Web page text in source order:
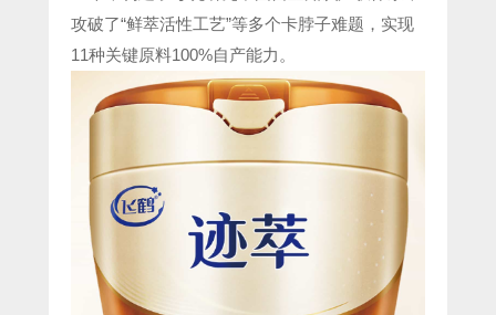
攻破了“鲜萃活性工艺”等多个卡脖子难题，实现
11种关键原料100%自产能力。